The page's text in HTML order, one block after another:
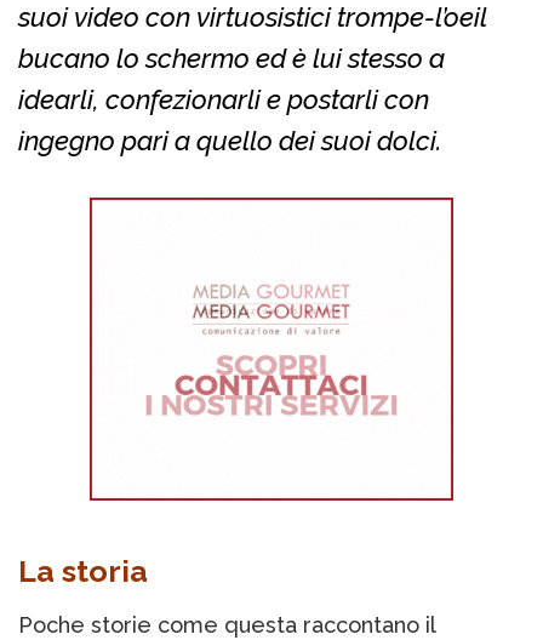
suoi video con virtuosistici trompe-l’oeil
bucano lo schermo ed è lui stesso a
idearli, confezionarli e postarli con
ingegno pari a quello dei suoi dolci.
La storia
Poche storie come questa raccontano il